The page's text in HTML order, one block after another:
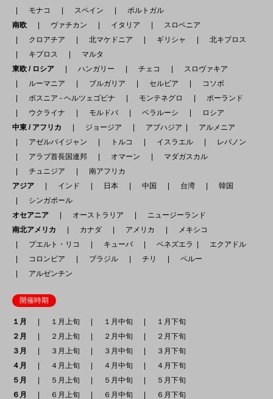
モナコ
スペイン
ポルトガル
南欧
ヴァチカン イタリア
スロベニア
クロアチア
北マケドニア ギリシャ
北キプロス
キプロス
マルタ
東欧 / ロシア
ハンガリー チェコ
スロヴァキア
ルーマニア
ブルガリア セルビア
コソボ
ボスニア - ヘルツェゴビナ
モンテネグロ
ポーランド
ウクライナ
モルドバ ベラルーシ
ロシア
中東 / アフリカ
ジョージア アブハジア
アルメニア
アゼルバイジャン
トルコ イスラエル
レバノン
アラブ首長国連邦
オマーン
マダガスカル
チュニジア
南アフリカ
アジア
インド 日本 中国 台湾
韓国
シンガポール
オセアニア
オーストラリア
ニュージーランド
南北アメリカ
カナダ アメリカ
メキシコ
プエルト・リコ
キューバ ベネズエラ
エクアドル
コロンビア
ブラジル チリ
ペルー
アルゼンチン
開催時期
１月 １月上旬 １月中旬
１月下旬
２月
２月上旬 ２月中旬
２月下旬
３月
３月上旬 ３月中旬
３月下旬
４月
４月上旬 ４月中旬
４月下旬
５月
５月上旬 ５月中旬
５月下旬
６月
６月上旬 ６月中旬 ６月下旬